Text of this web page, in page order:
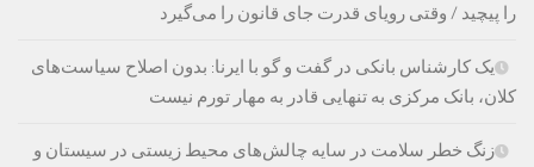
را پیچید / وقتی رویای قدرت جای قانون را می‌گیرد
یک کارشناس بانکی در گفت و گو با ایرنا: بدون اصلاح سیاست‌های
کلان، بانک مرکزی به تنهایی قادر به مهار تورم نیست
زنگ خطر سلامت در سایه چالش‌های محیط زیستی در سیستان و